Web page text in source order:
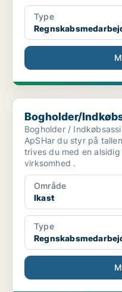
Type
Bogholder/
Bogholder/
Bogholder /
ApSHar du styr på
trives du med en
virksomhed .
Område
Ikast
Type